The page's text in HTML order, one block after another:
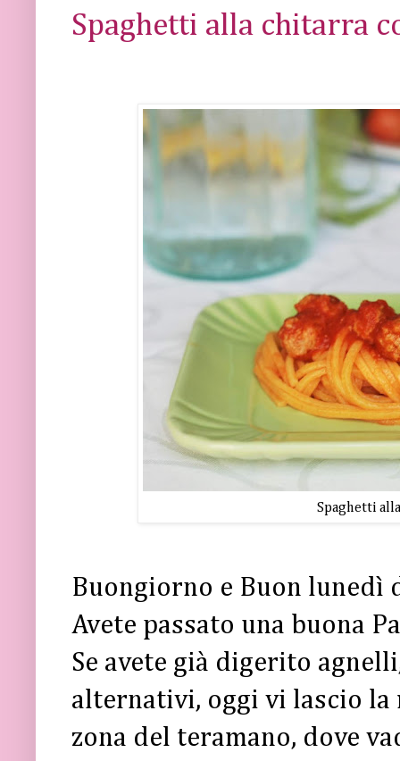
Spaghetti alla chitarra
Spaghetti
Buongiorno e Buon lunedì
Avete passato una buona
Se avete già digerito
alternativi, oggi vi lascio
zona del teramano, dove